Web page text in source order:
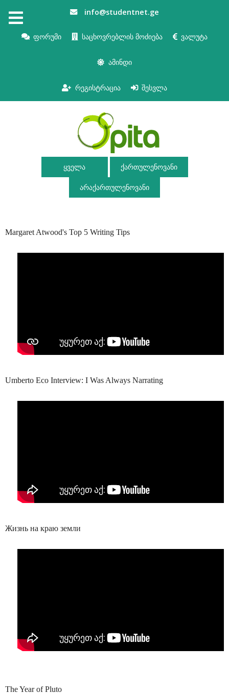
info@studentnet.ge
ფორუმი საცხოვრებლის მოძიება ვალუტა
ამინდი
რეგისტრაცია შესვლა
ყველა ქართულენოვანი
არაქართულენოვანი
Margaret Atwood's Top 5 Writing Tips
Umberto Eco Interview: I Was Always Narrating
Жизнь на краю земли
The Year of Pluto